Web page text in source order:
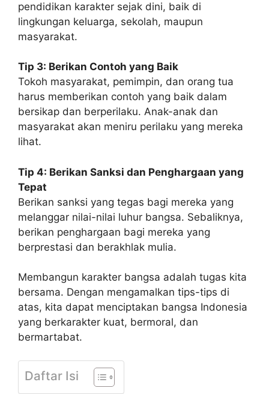
pendidikan karakter sejak dini, baik di
lingkungan keluarga, sekolah, maupun
masyarakat.
Tip 3: Berikan Contoh yang Baik
Tokoh masyarakat, pemimpin, dan orang tua
harus memberikan contoh yang baik dalam
bersikap dan berperilaku. Anak-anak dan
masyarakat akan meniru perilaku yang mereka
lihat.
Tip 4: Berikan Sanksi dan Penghargaan yang
Tepat
Berikan sanksi yang tegas bagi mereka yang
melanggar nilai-nilai luhur bangsa. Sebaliknya,
berikan penghargaan bagi mereka yang
berprestasi dan berakhlak mulia.
Membangun karakter bangsa adalah tugas kita
bersama. Dengan mengamalkan tips-tips di
atas, kita dapat menciptakan bangsa Indonesia
yang berkarakter kuat, bermoral, dan
bermartabat.
Daftar Isi